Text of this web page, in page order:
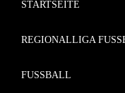
STARTSEITE
REGIONALLIGA
FUSSBALL